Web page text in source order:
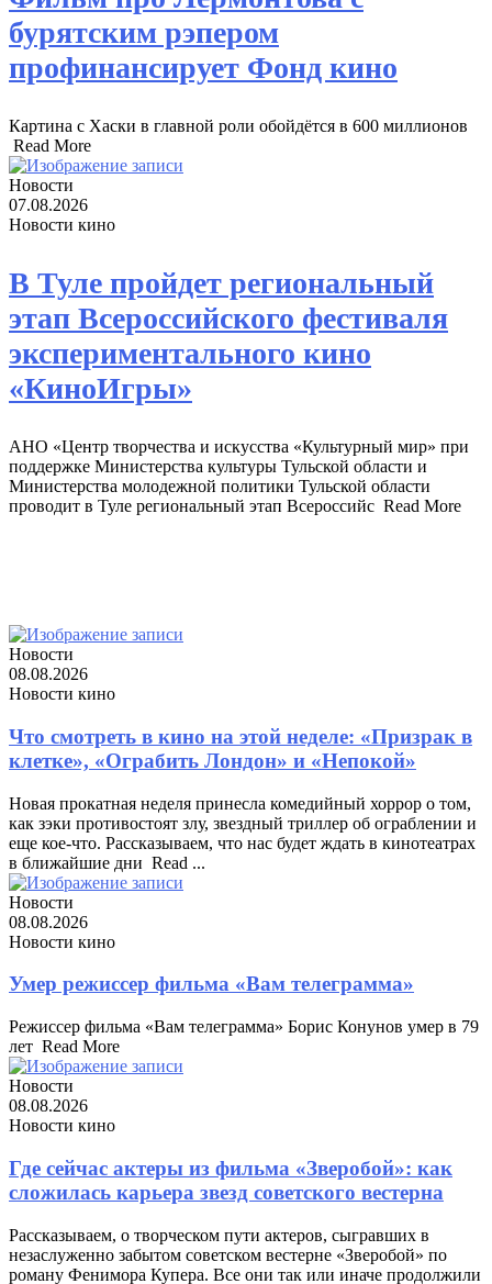
бурятским рэпером
профинансирует Фонд кино
Картина с Хаски в главной роли обойдётся в 600 миллионов ​
Read More
Новости
07.08.2026
Новости кино
В Туле пройдет региональный
этап Всероссийского фестиваля
экспериментального кино
«КиноИгры»
АНО «Центр творчества и искусства «Культурный мир» при
поддержке Министерства культуры Тульской области и
Министерства молодежной политики Тульской области
проводит в Туле региональный этап Всероссийс ​ Read More
Новости
08.08.2026
Новости кино
Что смотреть в кино на этой неделе: «Призрак в
клетке», «Ограбить Лондон» и «Непокой»
Новая прокатная неделя принесла комедийный хоррор о том,
как зэки противостоят злу, звездный триллер об ограблении и
еще кое-что. Рассказываем, что нас будет ждать в кинотеатрах
в ближайшие дни ​ Read ...
Новости
08.08.2026
Новости кино
Умер режиссер фильма «Вам телеграмма»
Режиссер фильма «Вам телеграмма» Борис Конунов умер в 79
лет ​ Read More
Новости
08.08.2026
Новости кино
Где сейчас актеры из фильма «Зверобой»: как
сложилась карьера звезд советского вестерна
Рассказываем, о творческом пути актеров, сыгравших в
незаслуженно забытом советском вестерне «Зверобой» по
роману Фенимора Купера. Все они так или иначе продолжили